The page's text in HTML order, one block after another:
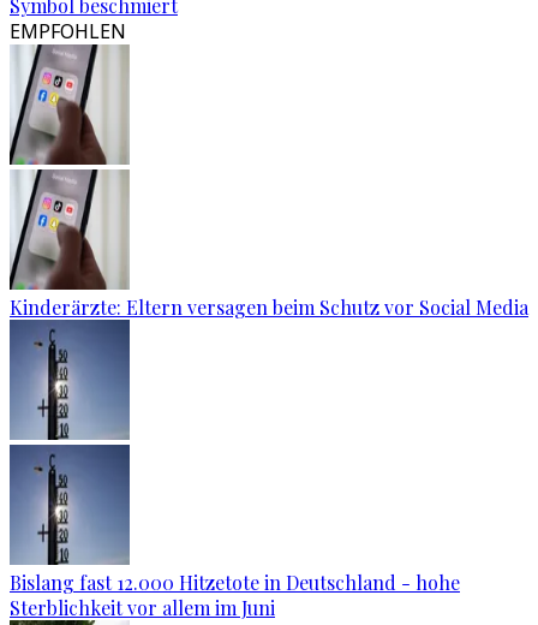
Symbol beschmiert
EMPFOHLEN
Kinderärzte: Eltern versagen beim Schutz vor Social Media
Bislang fast 12.000 Hitzetote in Deutschland - hohe
Sterblichkeit vor allem im Juni